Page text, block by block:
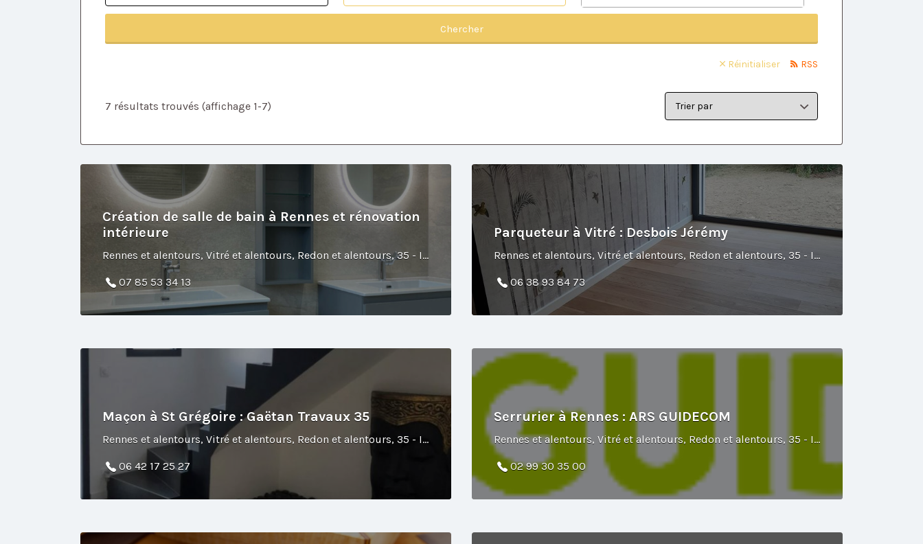
Chercher
Réinitialiser RSS
7 résultats trouvés (affichage 1-7)
par:
Création de salle de bain à Rennes et rénovation
intérieure
Rennes et alentours, Vitré et alentours, Redon et alentours, 35 - Ille-et-Vilaine
07 85 53 34 13
Parqueteur à Vitré : Desbois Jérémy
Rennes et alentours, Vitré et alentours, Redon et alentours, 35 - Ille-et-Vilaine
06 38 93 84 73
Maçon à St Grégoire : Gaëtan Travaux 35
Rennes et alentours, Vitré et alentours, Redon et alentours, 35 - Ille-et-Vilaine
06 42 17 25 27
Serrurier à Rennes : ARS GUIDECOM
Rennes et alentours, Vitré et alentours, Redon et alentours, 35 - Ille-et-Vilaine
02 99 30 35 00